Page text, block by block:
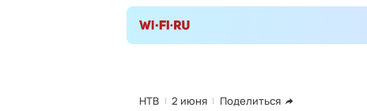
НТВ 2 июня Поделиться